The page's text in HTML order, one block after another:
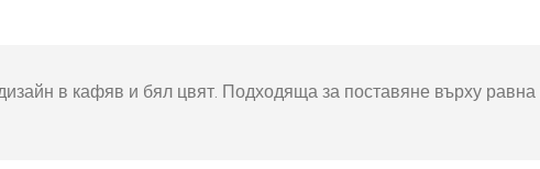
в кафяв и бял цвят. Подходяща за поставяне върху равна